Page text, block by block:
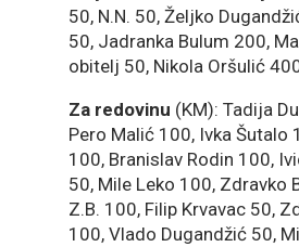
50, N.N. 50, Željko
50, Jadranka Bulum 200,
obitelj 50, Nikola Oršulić
Za redovinu (KM): Tadija
Pero Malić 100, Ivka Šutalo
100, Branislav Rodin 100,
50, Mile Leko 100, Zdravko
Z.B. 100, Filip Krvavac 50,
100, Vlado Dugandžić 50,